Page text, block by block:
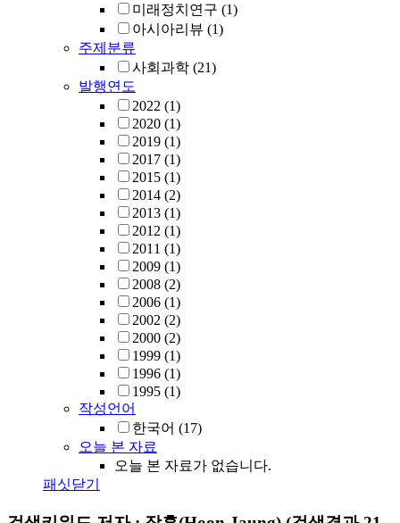
미래정치연구 (1)
아시아리뷰 (1)
주제분류
사회과학 (21)
발행연도
2022 (1)
2020 (1)
2019 (1)
2017 (1)
2015 (1)
2014 (2)
2013 (1)
2012 (1)
2011 (1)
2009 (1)
2008 (2)
2006 (1)
2002 (2)
2000 (2)
1999 (1)
1996 (1)
1995 (1)
작성언어
한국어 (17)
오늘 본 자료
오늘 본 자료가 없습니다.
패싯닫기